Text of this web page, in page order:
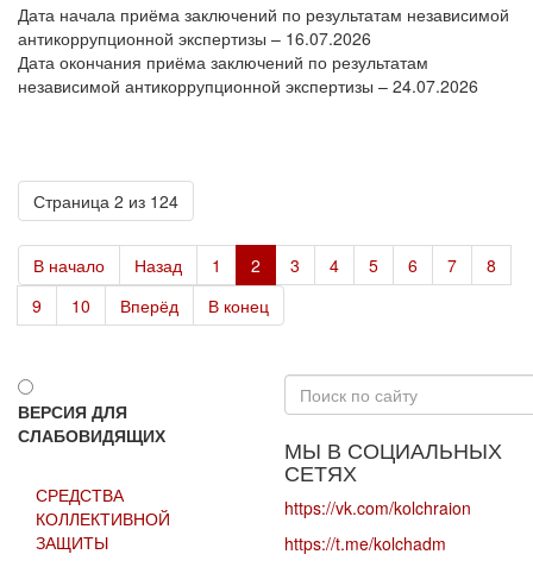
Дата начала приёма заключений по результатам независимой
антикоррупционной экспертизы – 16.07.2026
Дата окончания приёма заключений по результатам
независимой антикоррупционной экспертизы – 24.07.2026
Страница 2 из 124
В начало Назад 1 2 3 4 5 6 7
8
9
10 Вперёд В конец
ВЕРСИЯ ДЛЯ
СЛАБОВИДЯЩИХ
СРЕДСТВА
КОЛЛЕКТИВНОЙ
ЗАЩИТЫ
Искать...
МЫ В СОЦИАЛЬНЫХ
СЕТЯХ
https://vk.com/kolchraion
https://t.me/kolchadm